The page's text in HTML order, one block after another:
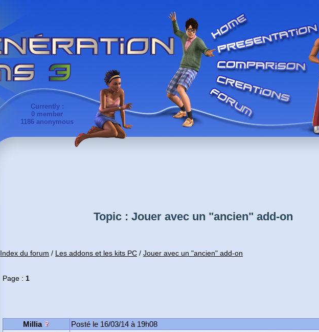
Currently :
0 member
1186 anonymous
Topic : Jouer avec un "ancien" add-on
Index du forum / Les addons et les kits PC / Jouer avec un "ancien" add-on
Page : 1
Millia Posté le 16/03/14 à 19h08